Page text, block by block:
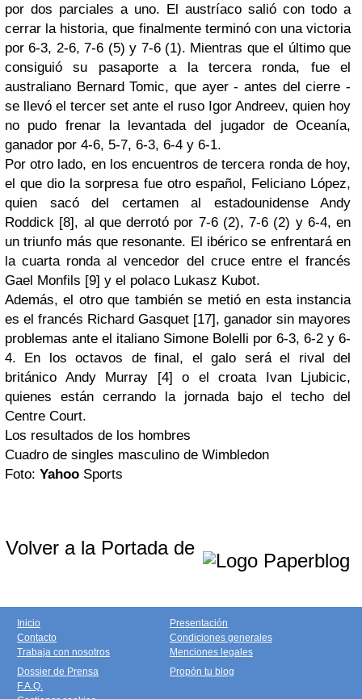
por dos parciales a uno. El austríaco salió con todo a
cerrar la historia, que finalmente terminó con una victoria
por 6-3, 2-6, 7-6 (5) y 7-6 (1). Mientras que el último que
consiguió su pasaporte a la tercera ronda, fue el
australiano Bernard Tomic, que ayer - antes del cierre -
se llevó el tercerset ante el ruso Igor Andreev, quien hoy
no pudo frenar la levantada del jugador de Oceanía,
ganador por 4-6, 5-7, 6-3, 6-4 y 6-1.
Por otro lado, en los encuentros de tercera ronda de hoy,
el que dio la sorpresa fue otro español, Feliciano López,
quien sacó del certamen al estadounidense Andy
Roddick [8], al que derrotó por 7-6 (2), 7-6 (2) y 6-4, en
un triunfo más que resonante. El ibérico se enfrentará en
la cuarta ronda al vencedor del cruce entre el francés
Gael Monfils [9] y el polaco Lukasz Kubot.
Además, el otro que también se metió en esta instancia
es el francés Richard Gasquet [17], ganador sin mayores
problemas ante el italiano Simone Bolelli por 6-3, 6-2 y 6-
4. En los octavos de final, el galo será el rival del
británico Andy Murray [4] o el croata Ivan Ljubicic,
quienes están cerrando la jornada bajo el techo del
Centre Court.
Los resultados de los hombres
Cuadro de singles masculino de Wimbledon
Foto: Yahoo Sports
Volver a la Portada de
Inicio
Contacto
Trabaja con nosotros
Presentación
Condiciones generales
Menciones legales
Dossier de Prensa
F.A.Q.
Propón tu blog